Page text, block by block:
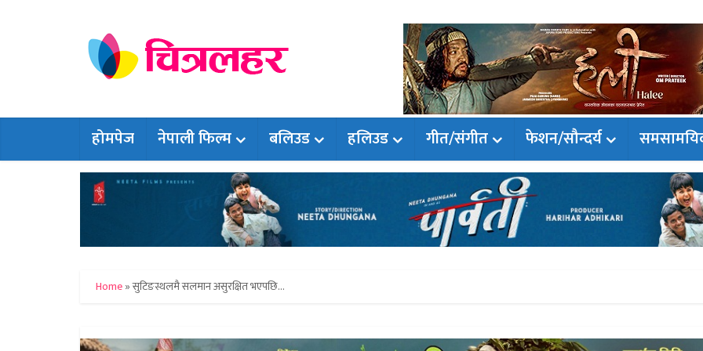
होमपेज नेपाली फिल्म बलिउड हलिउड गीत/संगीत फेशन/सौन्दर्य
Home»सुटिङस्थलमै सलमान असुरक्षित भएपछि…